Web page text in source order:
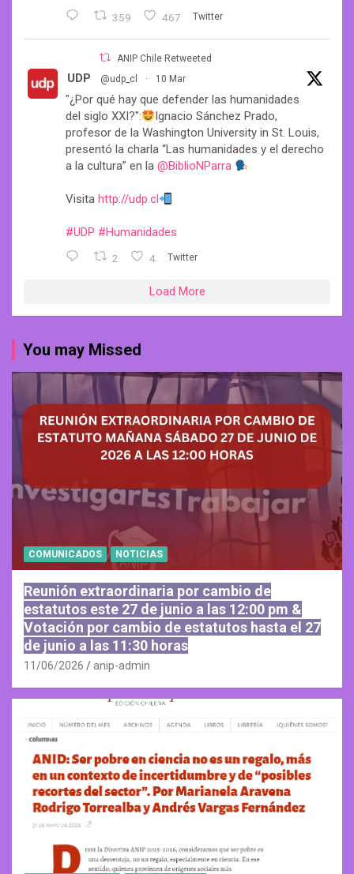
359 467 Twitter
ANIP Chile Retweeted
UDP @udp_cl · 10 Mar
"¿Por qué hay que defender las humanidades
del siglo XXI?":
Ignacio Sánchez Prado,
profesor de la Washington University in St. Louis,
presentó la charla “Las humanidades y el derecho
a la cultura” en la @BiblioNParra
Visita http://udp.cl
#UDP #Humanidades
2 4 Twitter
Load More
You may Missed
COMUNICADOS NOTICIAS
Reunión extraordinaria por cambio de
estatutos este 27 de junio a las 12:00 pm &
Votación por cambio de estatutos hasta el 27
de junio a las 11:30 horas
11/06/2026 anip-admin